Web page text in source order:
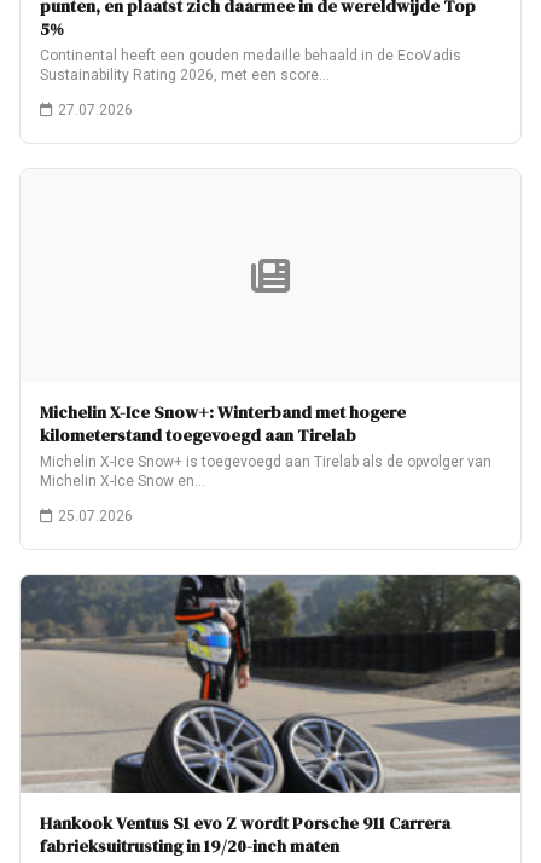
punten, en plaatst zich daarmee in de wereldwijde Top
5%
Continental heeft een gouden medaille behaald in de EcoVadis
Sustainability Rating 2026, met een score…
27.07.2026
Michelin X-Ice Snow+: Winterband met hogere
kilometerstand toegevoegd aan Tirelab
Michelin X-Ice Snow+ is toegevoegd aan Tirelab als de opvolger van
Michelin X-Ice Snow en…
25.07.2026
Hankook Ventus S1 evo Z wordt Porsche 911 Carrera
fabrieksuitrusting in 19/20-inch maten